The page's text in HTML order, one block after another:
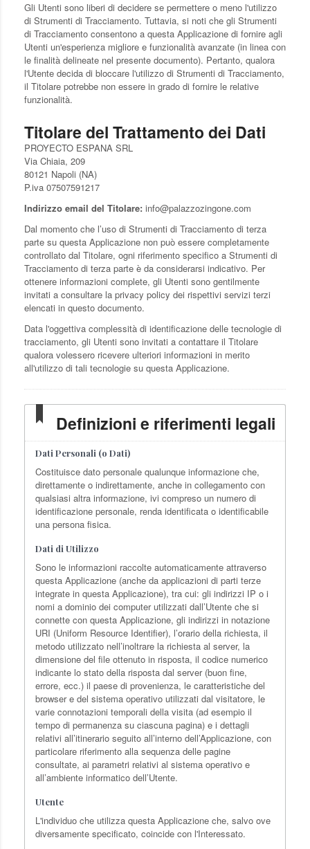
Gli Utenti sono liberi di decidere se permettere o meno l'utilizzo
di Strumenti di Tracciamento. Tuttavia, si noti che gli Strumenti
di Tracciamento consentono a questa Applicazione di fornire agli
Utenti un'esperienza migliore e funzionalità avanzate (in linea con
le finalità delineate nel presente documento). Pertanto, qualora
l'Utente decida di bloccare l'utilizzo di Strumenti di Tracciamento,
il Titolare potrebbe non essere in grado di fornire le relative
funzionalità.
Titolare del Trattamento dei Dati
PROYECTO ESPANA SRL
Via Chiaia, 209
80121 Napoli (NA)
P.iva 07507591217
Indirizzo email del Titolare: info@palazzozingone.com
Dal momento che l’uso di Strumenti di Tracciamento di terza
parte su questa Applicazione non può essere completamente
controllato dal Titolare, ogni riferimento specifico a Strumenti di
Tracciamento di terza parte è da considerarsi indicativo. Per
ottenere informazioni complete, gli Utenti sono gentilmente
invitati a consultare la privacy policy dei rispettivi servizi terzi
elencati in questo documento.
Data l'oggettiva complessità di identificazione delle tecnologie di
tracciamento, gli Utenti sono invitati a contattare il Titolare
qualora volessero ricevere ulteriori informazioni in merito
all'utilizzo di tali tecnologie su questa Applicazione.
Definizioni e riferimenti legali
Dati Personali (o Dati)
Costituisce dato personale qualunque informazione che,
direttamente o indirettamente, anche in collegamento con
qualsiasi altra informazione, ivi compreso un numero di
identificazione personale, renda identificata o identificabile
una persona fisica.
Dati di Utilizzo
Sono le informazioni raccolte automaticamente attraverso
questa Applicazione (anche da applicazioni di parti terze
integrate in questa Applicazione), tra cui: gli indirizzi IP o i
nomi a dominio dei computer utilizzati dall’Utente che si
connette con questa Applicazione, gli indirizzi in notazione
URI (Uniform Resource Identifier), l’orario della richiesta, il
metodo utilizzato nell’inoltrare la richiesta al server, la
dimensione del file ottenuto in risposta, il codice numerico
indicante lo stato della risposta dal server (buon fine,
errore, ecc.) il paese di provenienza, le caratteristiche del
browser e del sistema operativo utilizzati dal visitatore, le
varie connotazioni temporali della visita (ad esempio il
tempo di permanenza su ciascuna pagina) e i dettagli
relativi all’itinerario seguito all’interno dell’Applicazione, con
particolare riferimento alla sequenza delle pagine
consultate, ai parametri relativi al sistema operativo e
all’ambiente informatico dell’Utente.
Utente
L'individuo che utilizza questa Applicazione che, salvo ove
diversamente specificato, coincide con l'Interessato.